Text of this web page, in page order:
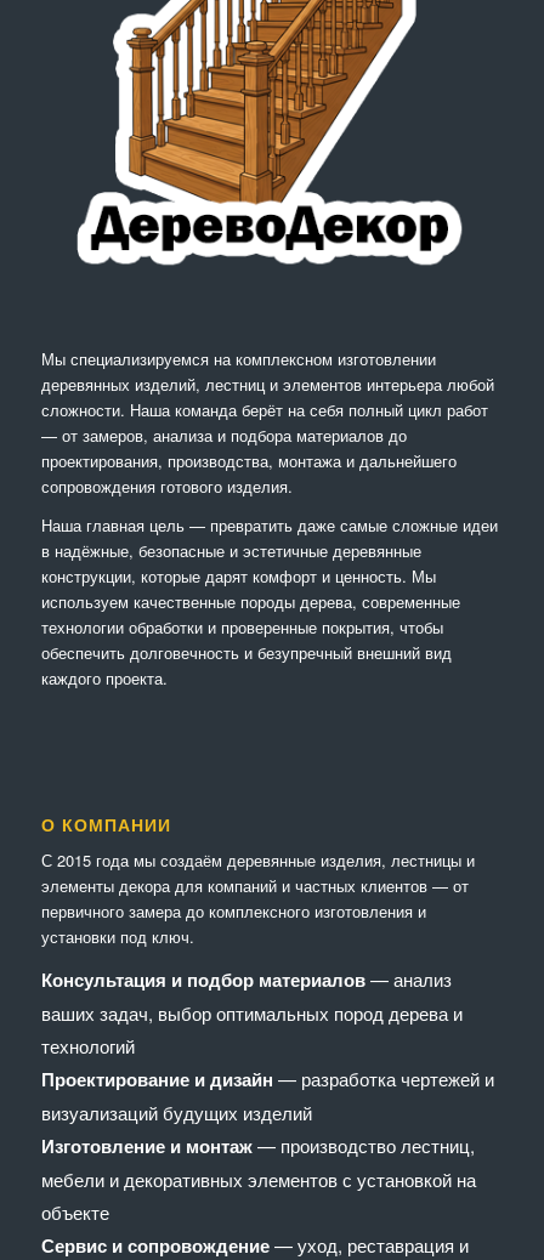
Мы специализируемся на комплексном изготовлении
деревянных изделий, лестниц и элементов интерьера любой
сложности. Наша команда берёт на себя полный цикл работ
— от замеров, анализа и подбора материалов до
проектирования, производства, монтажа и дальнейшего
сопровождения готового изделия.
Наша главная цель — превратить даже самые сложные идеи
в надёжные, безопасные и эстетичные деревянные
конструкции, которые дарят комфорт и ценность. Мы
используем качественные породы дерева, современные
технологии обработки и проверенные покрытия, чтобы
обеспечить долговечность и безупречный внешний вид
каждого проекта.
О КОМПАНИИ
С 2015 года мы создаём деревянные изделия, лестницы и
элементы декора для компаний и частных клиентов — от
первичного замера до комплексного изготовления и
установки под ключ.
Консультация и подбор материалов— анализ
ваших задач, выбор оптимальных пород дерева и
технологий
Проектирование и дизайн — разработка чертежей и
визуализаций будущих изделий
Изготовление и монтаж— производство лестниц,
мебели и декоративных элементов с установкой на
объекте
Сервис и сопровождение— уход, реставрация и